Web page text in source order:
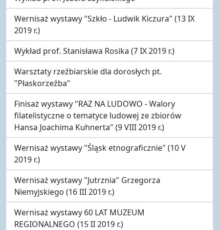
Wernisaż wystawy "Szkło - Ludwik Kiczura" (13 IX
2019 r.)
Wykład prof. Stanisława Rosika (7 IX 2019 r.)
Warsztaty rzeźbiarskie dla dorosłych pt.
"Płaskorzeźba"
Finisaż wystawy "RAZ NA LUDOWO - Walory
filatelistyczne o tematyce ludowej ze zbiorów
Hansa Joachima Kuhnerta" (9 VIII 2019 r.)
Wernisaż wystawy "Śląsk etnograficznie" (10 V
2019 r.)
Wernisaż wystawy "Jutrznia" Grzegorza
Niemyjskiego (16 III 2019 r.)
Wernisaż wystawy 60 LAT MUZEUM
REGIONALNEGO (15 II 2019 r.)